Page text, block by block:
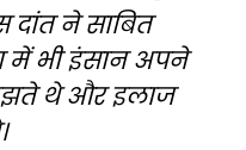
दांत ने साबित
में भी इंसान अपने
थे और इलाज